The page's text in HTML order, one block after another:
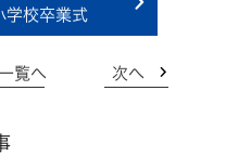
校卒業式
覧へ 次へ